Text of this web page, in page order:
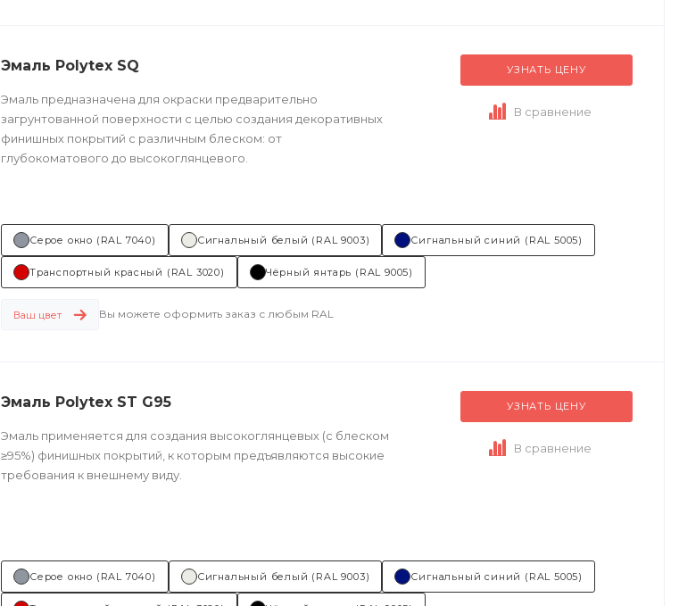
Эмаль Polytex SQ
Эмаль предназначена для окраски предварительно
загрунтованной поверхности с целью создания декоративных
финишных покрытий с различным блеском: от
глубокоматового до высокоглянцевого.
УЗНАТЬ ЦЕНУ
В сравнение
Серое окно (RAL 7040) Сигнальный белый (RAL 9003) Сигнальный синий (RAL 5005)
Транспортный красный (RAL 3020) Чёрный янтарь (RAL 9005)
Ваш цвет Вы можете оформить заказ с любым RAL
Эмаль Polytex ST G95
Эмаль применяется для создания высокоглянцевых (с блеском
≥95%) финишных покрытий, к которым предъявляются высокие
требования к внешнему виду.
Состав (тип связующего):ПУ...
УЗНАТЬ ЦЕНУ
В сравнение
Серое окно (RAL 7040) Сигнальный белый (RAL 9003) Сигнальный синий (RAL 5005)